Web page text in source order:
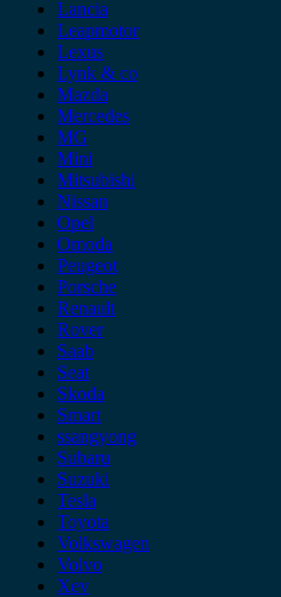
Lancia
Leapmotor
Lexus
Lynk & co
Mazda
Mercedes
MG
Mini
Mitsubishi
Nissan
Opel
Omoda
Peugeot
Porsche
Renault
Rover
Saab
Seat
Skoda
Smart
ssangyong
Subaru
Suzuki
Tesla
Toyota
Volkswagen
Volvo
Xev